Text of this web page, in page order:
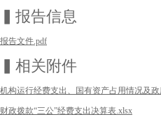
▍报告信息
报告文件.pdf
▍相关附件
机构运行经费支出、国有资产占用情况及
财政拨款“三公”经费支出决算表.xlsx